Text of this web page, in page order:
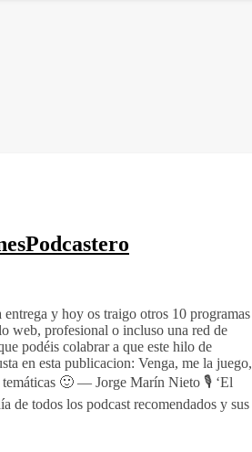
y hoy os traigo otros 10 programas
web, profesional o incluso una red de
podéis colabrar a que este hilo de
en esta publicacion: Venga, me la juego,
temáticas 🙂 — Jorge Marín Nieto 🎙️ ‘El
de todos los podcast recomendados y sus